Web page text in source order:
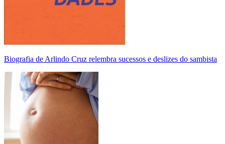
Biografia de Arlindo Cruz relembra sucessos e deslizes do sambista